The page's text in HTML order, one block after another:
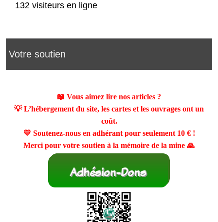
132 visiteurs en ligne
Votre soutien
📖 Vous aimez lire nos articles ?
💡 L’hébergement du site, les cartes et les ouvrages ont un
coût.
💛 Soutenez-nous en adhérant pour seulement 10 €!
Merci pour votre soutien à la mémoire de la mine 🙏